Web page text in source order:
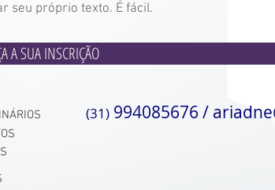
seu próprio texto. É fácil.
A SUA INSCRIÇÃO
(31) 994085676 /